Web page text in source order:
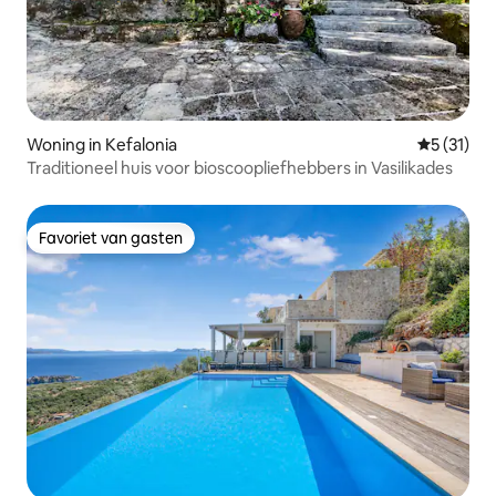
Woning in Kefalonia
5 (31)
Traditioneel huis voor bioscoopliefhebbers in Vasilikades
Favoriet van gasten
Favoriet van gasten